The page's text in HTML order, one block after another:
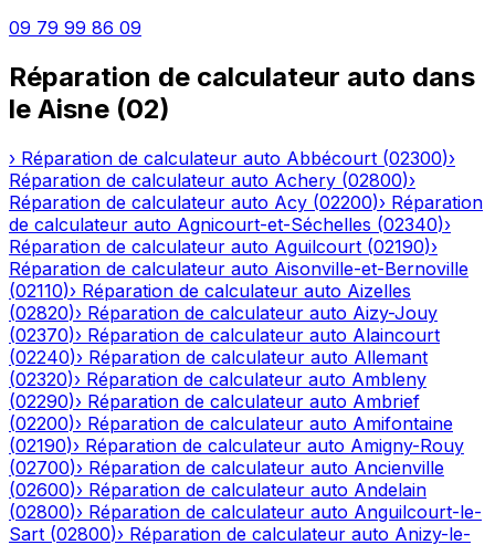
09 79 99 86 09
Réparation de calculateur auto dans
le Aisne (02)
› Réparation de calculateur auto Abbécourt (02300)›
Réparation de calculateur auto Achery (02800)›
Réparation de calculateur auto Acy (02200)› Réparation
de calculateur auto Agnicourt-et-Séchelles (02340)›
Réparation de calculateur auto Aguilcourt (02190)›
Réparation de calculateur auto Aisonville-et-Bernoville
(02110)› Réparation de calculateur auto Aizelles
(02820)› Réparation de calculateur auto Aizy-Jouy
(02370)› Réparation de calculateur auto Alaincourt
(02240)› Réparation de calculateur auto Allemant
(02320)› Réparation de calculateur auto Ambleny
(02290)› Réparation de calculateur auto Ambrief
(02200)› Réparation de calculateur auto Amifontaine
(02190)› Réparation de calculateur auto Amigny-Rouy
(02700)› Réparation de calculateur auto Ancienville
(02600)› Réparation de calculateur auto Andelain
(02800)› Réparation de calculateur auto Anguilcourt-le-
Sart (02800)› Réparation de calculateur auto Anizy-le-